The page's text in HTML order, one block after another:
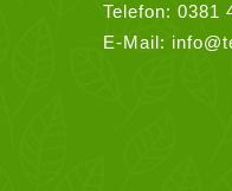
Telefon: 0381
E-Mail: